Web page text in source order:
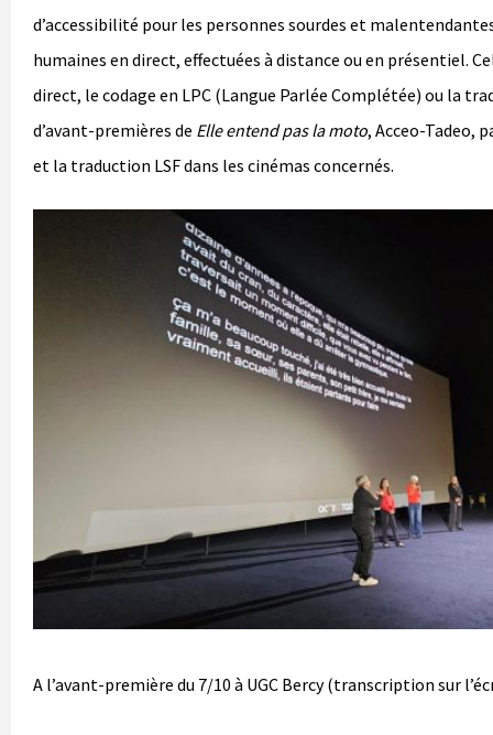
d’accessibilité pour les personnes sourdes et
humaines en direct, effectuées à distance ou en présentiel.
direct, le codage en LPC (Langue Parlée Complétée) ou la
d’avant-premières de Elle entend pas la moto, Acceo-Tadeo,
et la traduction LSF dans les cinémas concernés.
A l’avant-première du 7/10 à UGC Bercy (transcription sur